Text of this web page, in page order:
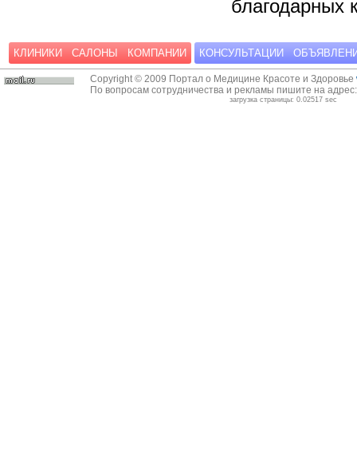
благодарных
КЛИНИКИ САЛОНЫ КОМПАНИИ КОНСУЛЬТАЦИИ
Copyright © 2009 Портал о Медицине Красоте и Здоровье
По вопросам сотрудничества и рекламы пишите на
загрузка страницы: 0.02517 sec